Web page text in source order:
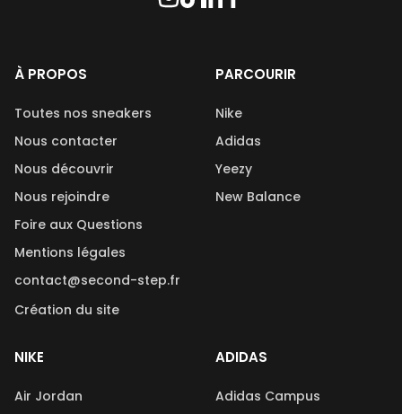
À PROPOS
Toutes nos sneakers
Nous contacter
Nous découvrir
Nous rejoindre
Foire aux Questions
Mentions légales
contact@second-step.fr
Création du site
PARCOURIR
Nike
Adidas
Yeezy
New Balance
NIKE
Air Jordan
ADIDAS
Adidas Campus